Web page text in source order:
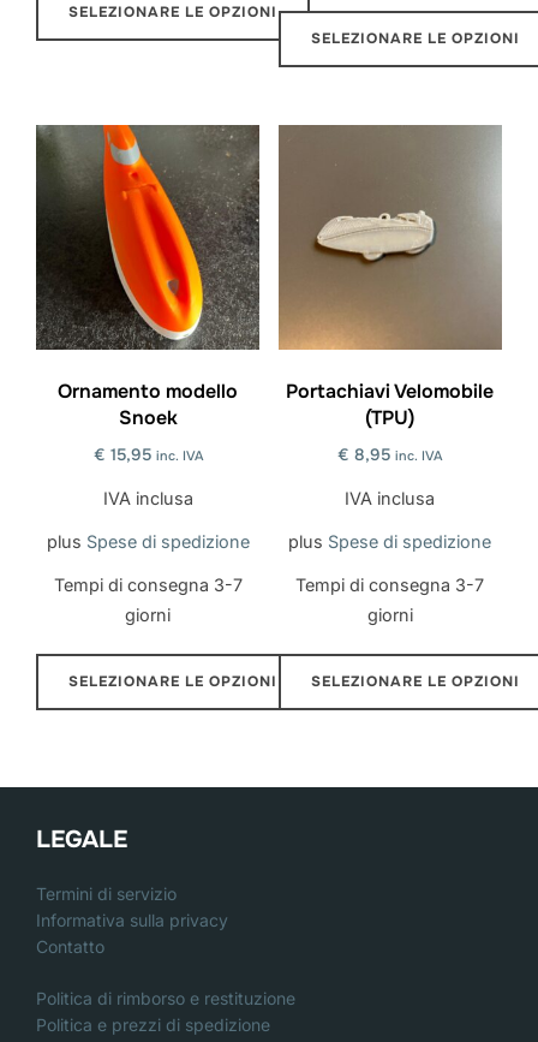
SELEZIONARE LE OPZIONI
ha
più
varianti.
Le
opzioni
possono
essere
nella
pagina
del
prodotto
SELEZIONARE LE OPZIONI
varianti.
Le
essere
scelte
nella
pagina
del
Ornamento modello
Snoek
€ 15,95 inc. IVA
IVA inclusa
plus Spese di spedizione
Tempi di consegna 3-7
giorni
SELEZIONARE LE OPZIONI
ha
Le
opzioni
essere
scelte
Portachiavi Velomobile
(TPU)
€ 8,95 inc. IVA
IVA inclusa
plus Spese di spedizione
Tempi di consegna 3-7
giorni
SELEZIONARE LE OPZIONI
ha
LEGALE
Termini di servizio
Informativa sulla privacy
Contatto
Politica di rimborso e restituzione
Politica e prezzi di spedizione